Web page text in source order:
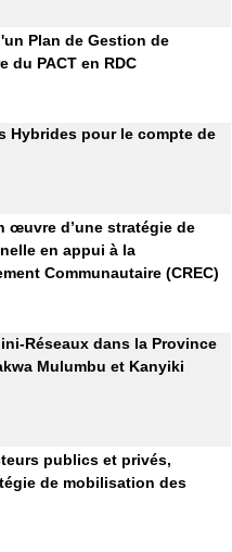
Plan de Gestion de
du PACT en RDC
Hybrides pour le compte de
œuvre d’une stratégie de
en appui à la
Communautaire (CREC)
Réseaux dans la Province
Mulumbu et Kanyiki
publics et privés,
de mobilisation des